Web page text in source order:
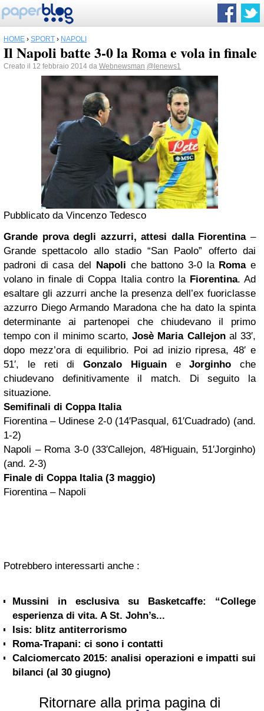
HOME › SPORT › NAPOLI
Il Napoli batte 3-0 la Roma e vola in finale
Creato il 12 febbraio 2014 da Webnewsman @lenews1
Pubblicato da Vincenzo Tedesco
Grande prova degli azzurri, attesi dalla Fiorentina–
Grande spettacolo allo stadio “San Paolo” offerto dai
padroni di casa del Napoli che battono 3-0 la Romae
volano in finale di Coppa Italia contro la Fiorentina. Ad
esaltare gli azzurri anche la presenza dell’ex fuoriclasse
azzurro Diego Armando Maradona che ha dato la spinta
determinante ai partenopei che chiudevano il primo
tempo con il minimo scarto,Josè Maria Callejon al 33′,
dopo mezz’ora di equilibrio. Poi ad inizio ripresa, 48′ e
51′, le reti di Gonzalo Higuain eJorginho che
chiudevano definitivamente il match. Di seguito la
situazione.
Semifinali di Coppa Italia
Fiorentina– Udinese 2-0 (14′Pasqual, 61′Cuadrado) (and.
1-2)
Napoli – Roma 3-0 (33′Callejon, 48′Higuain, 51′Jorginho)
(and. 2-3)
Finale di Coppa Italia (3 maggio)
Fiorentina – Napoli
Potrebbero interessarti anche :
Mussini in esclusiva su Basketcaffe: “College
esperienza di vita. A St. John’s...
Isis: blitz antiterrorismo
Roma-Trapani: ci sono i contatti
Calciomercato 2015: analisi operazioni e impatti sui
bilanci (al 30 giugno)
Ritornare alla prima pagina di